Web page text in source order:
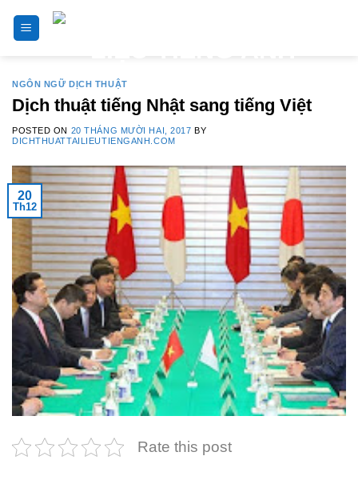
NGÔN NGỮ DỊCH THUẬT
Dịch thuật tiếng Nhật sang tiếng Việt
POSTED ON 20 THÁNG MƯỜI HAI, 2017 BY
DICHTHUATTAILIEUTIENGANH.COM
20
Th12
Rate this post